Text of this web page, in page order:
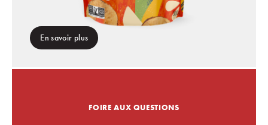
En savoir plus
FOIRE AUX QUESTIONS